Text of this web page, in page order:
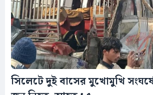
সিলেটে দুই বাসের মুখোমুখি